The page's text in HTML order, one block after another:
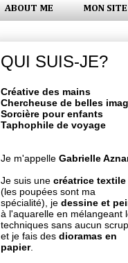
ABOUT ME MON SITE
QUI SUIS-JE?
Créative des mains
Chercheuse de belles
Sorcière pour enfants
Taphophile de voyage
Je m'appelle Gabrielle
Je suis une créatrice textile
(les poupées sont ma
spécialité), je dessine et
à l'aquarelle en mélangeant
techniques sans aucun
et je fais des dioramas en
papier.